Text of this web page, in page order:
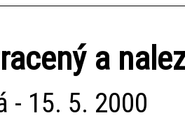
a
- 15. 5. 2000